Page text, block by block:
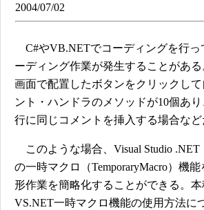
2004/07/02
C#やVB.NETでコーディングを行っ
ーディング作業が発生することがあ
画面で配置したボタンをクリックし
ント・ハンドラのメソッドが10個あ
行に同じコメントを挿入する場合など
このような場合、Visual Studio .NET
の一時マクロ（TemporaryMacro）機
形作業を簡略化することができる。
VS.NET一時マクロ機能の使用方法に